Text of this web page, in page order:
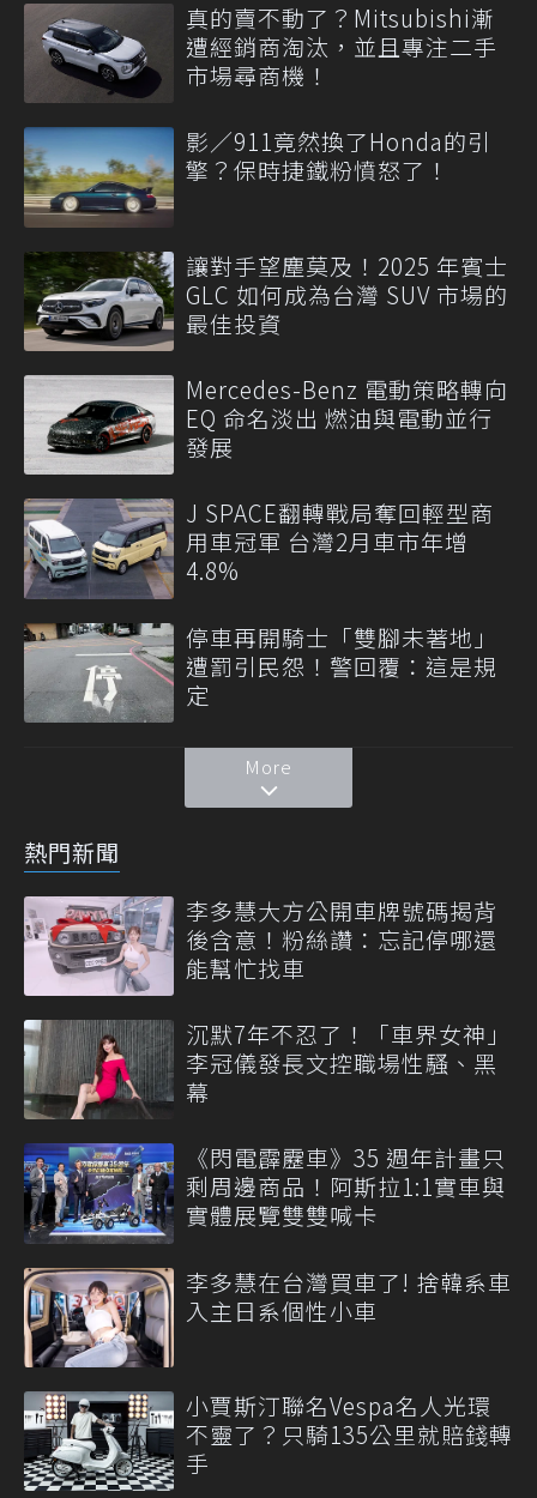
真的賣不動了？Mitsubishi漸
遭經銷商淘汰，並且專注二手
市場尋商機！
影／911竟然換了Honda的引
擎？保時捷鐵粉憤怒了！
讓對手望塵莫及！2025 年賓士
GLC 如何成為台灣 SUV 市場的
最佳投資
Mercedes-Benz 電動策略轉向
EQ 命名淡出 燃油與電動並行
發展
J SPACE翻轉戰局奪回輕型商
用車冠軍 台灣2月車市年增
4.8%
停車再開騎士「雙腳未著地」
遭罰引民怨！警回覆：這是規
定
More
熱門新聞
李多慧大方公開車牌號碼揭背
後含意！粉絲讚：忘記停哪還
能幫忙找車
沉默7年不忍了！「車界女神」
李冠儀發長文控職場性騷、黑
幕
《閃電霹靂車》35 週年計畫只
剩周邊商品！阿斯拉1:1實車與
實體展覽雙雙喊卡
李多慧在台灣買車了! 捨韓系車
入主日系個性小車
小賈斯汀聯名Vespa名人光環
不靈了？只騎135公里就賠錢轉
手